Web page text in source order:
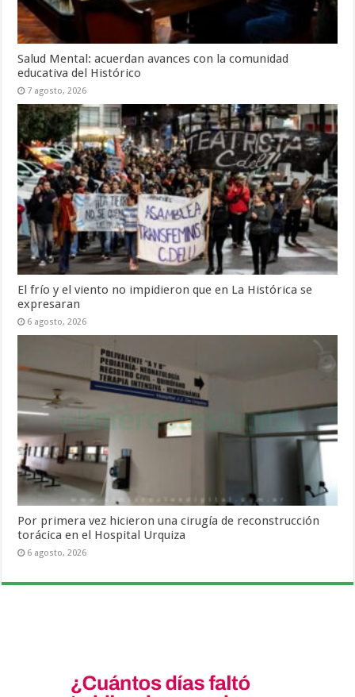
Salud Mental: acuerdan avances con la comunidad
educativa del Histórico
7 agosto, 2026
El frío y el viento no impidieron que en La Histórica se
expresaran
6 agosto, 2026
Por primera vez hicieron una cirugía de reconstrucción
torácica en el Hospital Urquiza
6 agosto, 2026